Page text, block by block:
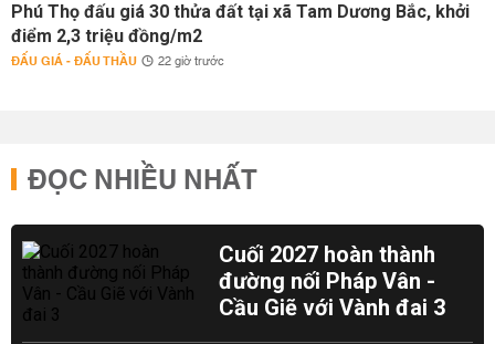
Phú Thọ đấu giá 30 thửa đất tại xã Tam Dương Bắc, khởi
điểm 2,3 triệu đồng/m2
ĐẤU GIÁ - ĐẤU THẦU 22 giờ trước
ĐỌC NHIỀU NHẤT
Cuối 2027 hoàn thành
đường nối Pháp Vân -
Cầu Giẽ với Vành đai 3